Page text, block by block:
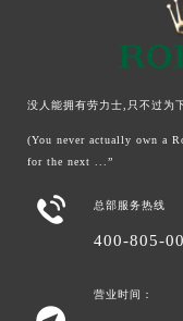
没人能拥有劳力士,只不过为
(You never actually own a
for the next ...”
 总部服务热线
400-805-
营业时间：